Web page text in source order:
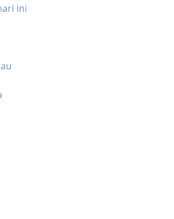
ini